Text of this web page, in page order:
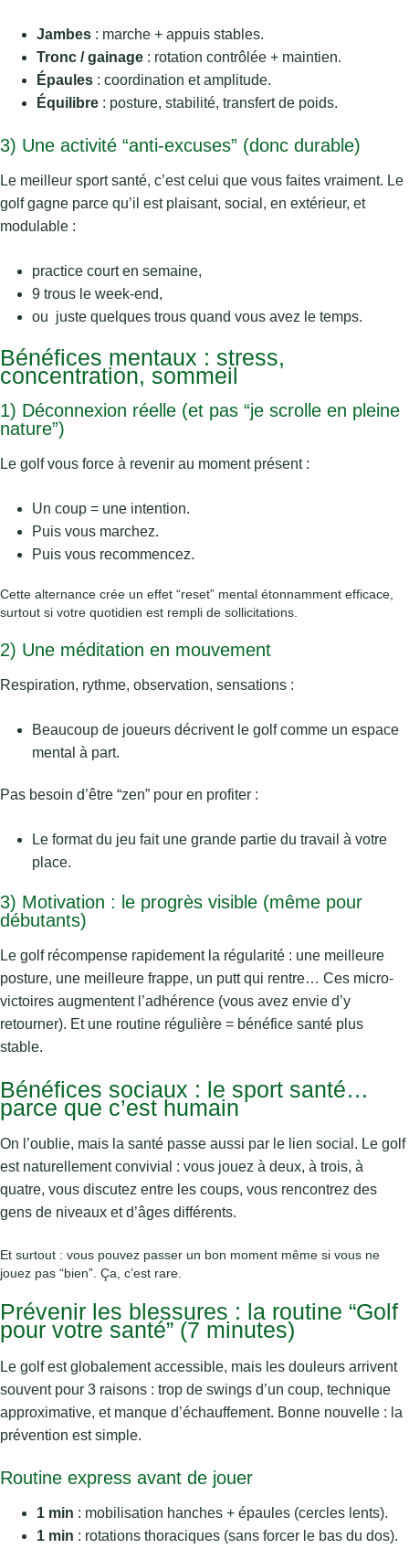
Jambes : marche + appuis stables.
Tronc / gainage : rotation contrôlée + maintien.
Épaules : coordination et amplitude.
Équilibre : posture, stabilité, transfert de poids.
3) Une activité “anti-excuses” (donc durable)
Le meilleur sport santé, c’est celui que vous faites vraiment. Le
golf gagne parce qu’il est plaisant, social, en extérieur, et
modulable :
practice court en semaine,
9 trous le week-end,
ou juste quelques trous quand vous avez le temps.
Bénéfices mentaux : stress,
concentration, sommeil
1) Déconnexion réelle (et pas “je scrolle en pleine
nature”)
Le golf vous force à revenir au moment présent :
Un coup = une intention.
Puis vous marchez.
Puis vous recommencez.
Cette alternance crée un effet “reset” mental étonnamment efficace,
surtout si votre quotidien est rempli de sollicitations.
2) Une méditation en mouvement
Respiration, rythme, observation, sensations :
Beaucoup de joueurs décrivent le golf comme un espace
mental à part.
Pas besoin d’être “zen” pour en profiter :
Le format du jeu fait une grande partie du travail à votre
place.
3) Motivation : le progrès visible (même pour
débutants)
Le golf récompense rapidement la régularité : une meilleure
posture, une meilleure frappe, un putt qui rentre… Ces micro-
victoires augmentent l’adhérence (vous avez envie d’y
retourner). Et une routine régulière = bénéfice santé plus
stable.
Bénéfices sociaux : le sport santé…
parce que c’est humain
On l’oublie, mais la santé passe aussi par le lien social. Le golf
est naturellement convivial : vous jouez à deux, à trois, à
quatre, vous discutez entre les coups, vous rencontrez des
gens de niveaux et d’âges différents.
Et surtout : vous pouvez passer un bon moment même si vous ne
jouez pas “bien”. Ça, c’est rare.
Prévenir les blessures : la routine “Golf
pour votre santé” (7 minutes)
Le golf est globalement accessible, mais les douleurs arrivent
souvent pour 3 raisons : trop de swings d’un coup, technique
approximative, et manque d’échauffement. Bonne nouvelle : la
prévention est simple.
Routine express avant de jouer
1 min : mobilisation hanches + épaules (cercles lents).
1 min : rotations thoraciques (sans forcer le bas du dos).